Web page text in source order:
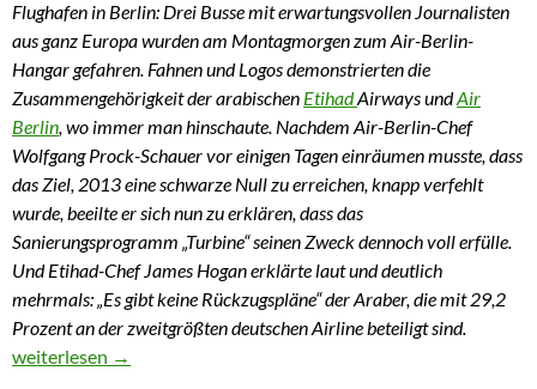
Flughafen in Berlin: Drei Busse mit erwartungsvollen Journalisten
aus ganz Europa wurden am Montagmorgen zum Air-Berlin-
Hangar gefahren. Fahnen und Logos demonstrierten die
Zusammengehörigkeit der arabischen EtihadAirways undAir
Berlin , wo immer man hinschaute. Nachdem Air-Berlin-Chef
Wolfgang Prock-Schauer vor einigen Tagen einräumen musste, dass
das Ziel, 2013 eine schwarze Null zu erreichen, knapp verfehlt
wurde, beeilte er sich nun zu erklären, dass das
Sanierungsprogramm „Turbine“ seinen Zweck dennoch voll erfülle.
Und Etihad-Chef James Hogan erklärte laut und deutlich
mehrmals: „Es gibt keine Rückzugspläne“ der Araber, die mit 29,2
Prozent an der zweitgrößten deutschen Airline beteiligt sind.
Etihad steht weiter zu Air Berlin
weiterlesen →